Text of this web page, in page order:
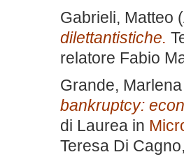
Gabrieli, Matteo
dilettantistiche.
relatore Fabio
Grande, Marlena
bankruptcy:
di Laurea in
Teresa Di Cagno